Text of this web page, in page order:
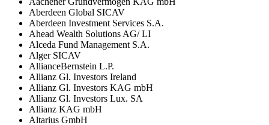
Aberdeen Global SICAV
Aberdeen Investment Services S.A.
Ahead Wealth Solutions AG/ LI
Alceda Fund Management S.A.
Alger SICAV
AllianceBernstein L.P.
Allianz Gl. Investors Ireland
Allianz Gl. Investors KAG mbH
Allianz Gl. Investors Lux. SA
Allianz KAG mbH
Altarius GmbH